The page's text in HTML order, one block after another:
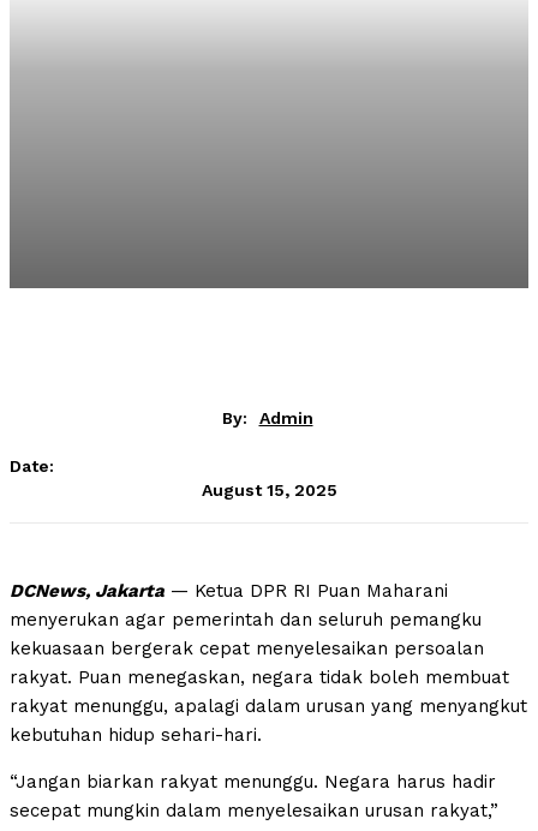
By: Admin
Date:
August 15, 2025
DCNews, Jakarta — Ketua DPR RI Puan Maharani
menyerukan agar pemerintah dan seluruh pemangku
kekuasaan bergerak cepat menyelesaikan persoalan
rakyat. Puan menegaskan, negara tidak boleh membuat
rakyat menunggu, apalagi dalam urusan yang menyangkut
kebutuhan hidup sehari-hari.
“Jangan biarkan rakyat menunggu. Negara harus hadir
secepat mungkin dalam menyelesaikan urusan rakyat,”